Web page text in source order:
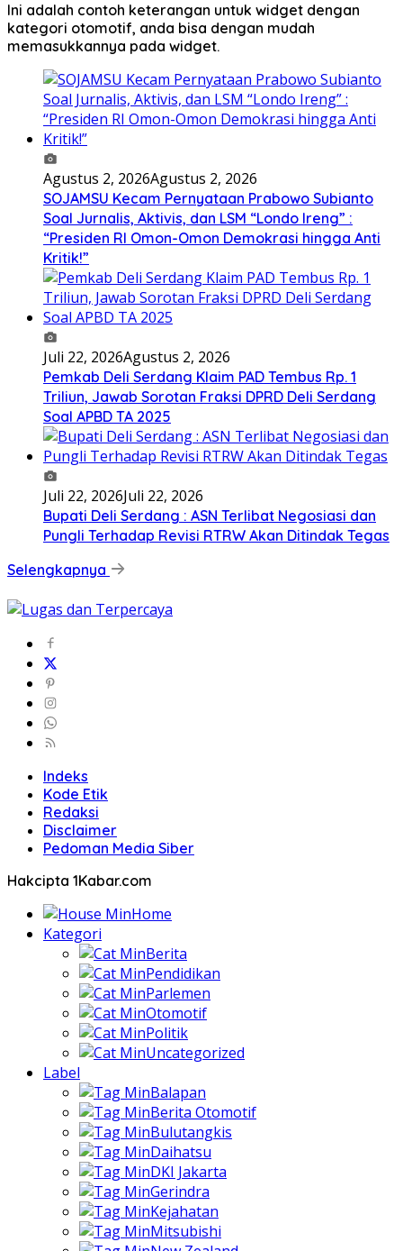
Ini adalah contoh keterangan untuk widget dengan
kategori otomotif, anda bisa dengan mudah
memasukkannya pada widget.
Agustus 2, 2026Agustus 2, 2026
SOJAMSU Kecam Pernyataan Prabowo Subianto
Soal Jurnalis, Aktivis, dan LSM “Londo Ireng” :
“Presiden RI Omon-Omon Demokrasi hingga Anti
Kritik!”
Juli 22, 2026Agustus 2, 2026
Pemkab Deli Serdang Klaim PAD Tembus Rp. 1
Triliun, Jawab Sorotan Fraksi DPRD Deli Serdang
Soal APBD TA 2025
Juli 22, 2026Juli 22, 2026
Bupati Deli Serdang : ASN Terlibat Negosiasi dan
Pungli Terhadap Revisi RTRW Akan Ditindak Tegas
Selengkapnya
Indeks
Kode Etik
Redaksi
Disclaimer
Pedoman Media Siber
Hakcipta 1Kabar.com
Home
Kategori
Berita
Pendidikan
Parlemen
Otomotif
Politik
Uncategorized
Label
Balapan
Berita Otomotif
Bulutangkis
Daihatsu
DKI Jakarta
Gerindra
Kejahatan
Mitsubishi